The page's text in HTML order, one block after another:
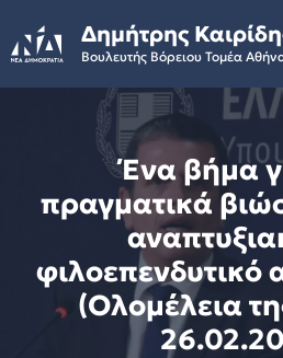
to
content
Δημήτρης
Βουλευτής Βόρειου Τομέα
Ένα βήμα
πραγματικά
φιλοεπενδυτικό
(Ολομέλεια